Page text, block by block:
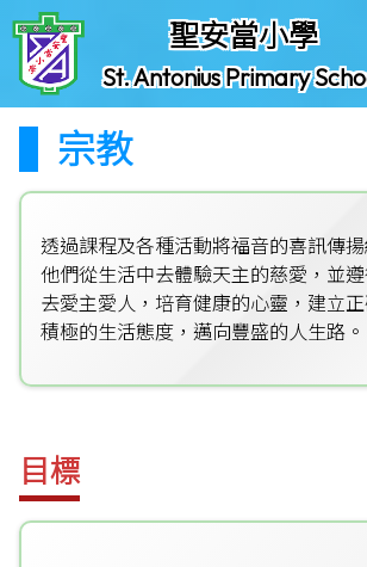
聖安當小學
St. Antonius Primary
宗教
透過課程及各種活動將福音的喜訊傳
他們從生活中去體驗天主的慈愛，並
去愛主愛人，培育健康的心靈，建立
積極的生活態度，邁向豐盛的人生路。
目標